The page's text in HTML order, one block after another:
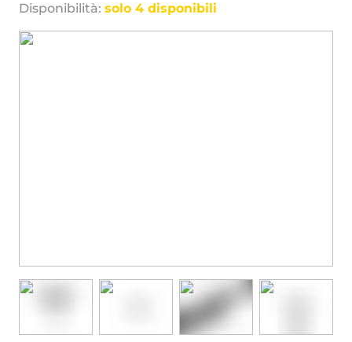
Disponibilità: solo 4 disponibili